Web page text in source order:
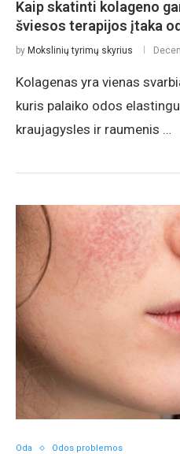
Kaip skatinti kolageno
šviesos terapijos įtaka
by Mokslinių tyrimų skyrius
Kolagenas yra vienas
kuris palaiko odos
kraujagysles ir raumenis …
Oda Odos problemos